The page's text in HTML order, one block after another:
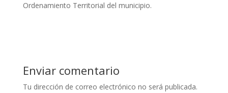
Ordenamiento Territorial del municipio.
Enviar comentario
Tu dirección de correo electrónico no será publicada.